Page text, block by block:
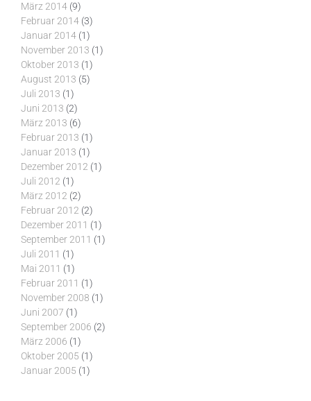
März 2014 (9)
Februar 2014 (3)
Januar 2014 (1)
November 2013 (1)
Oktober 2013 (1)
August 2013 (5)
Juli 2013 (1)
Juni 2013 (2)
März 2013 (6)
Februar 2013 (1)
Januar 2013 (1)
Dezember 2012 (1)
Juli 2012 (1)
März 2012 (2)
Februar 2012 (2)
Dezember 2011 (1)
September 2011 (1)
Juli 2011 (1)
Mai 2011 (1)
Februar 2011 (1)
November 2008 (1)
Juni 2007 (1)
September 2006 (2)
März 2006 (1)
Oktober 2005 (1)
Januar 2005 (1)